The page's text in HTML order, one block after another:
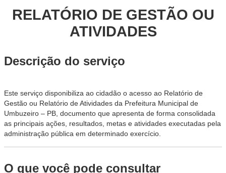
RELATÓRIO DE GESTÃO OU
ATIVIDADES
Descrição do serviço
Este serviço disponibiliza ao cidadão o acesso ao Relatório de
Gestão ou Relatório de Atividades da Prefeitura Municipal de
Umbuzeiro – PB, documento que apresenta de forma consolidada
as principais ações, resultados, metas e atividades executadas pela
administração pública em determinado exercício.
O que você pode consultar